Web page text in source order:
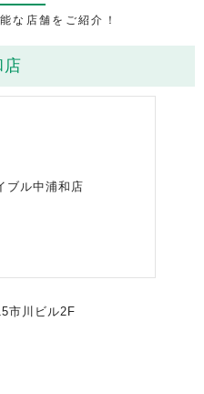
な店舗をご紹介！
店
市川ビル2F